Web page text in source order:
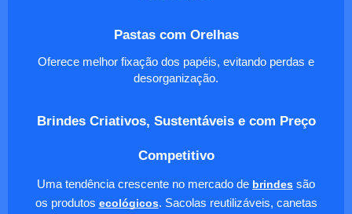
Pastas com Orelhas
Oferece melhor fixação dos papéis, evitando perdas e
desorganização.
Brindes Criativos, Sustentáveis e com Preço
Competitivo
Uma tendência crescente no mercado de brindes são
os produtos ecológicos. Sacolas reutilizáveis, canetas